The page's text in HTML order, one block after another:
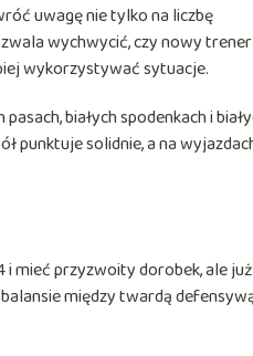
uwagę nie tylko na liczbę
wychwycić, czy nowy trener
wykorzystywać sytuacje.
białych spodenkach i
punktuje solidnie, a na
i mieć przyzwoity dorobek, ale już
między twardą